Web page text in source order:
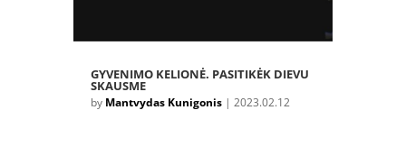
GYVENIMO KELIONĖ. PASITIKĖK DIEVU
SKAUSME
by Mantvydas Kunigonis| 2023.02.12